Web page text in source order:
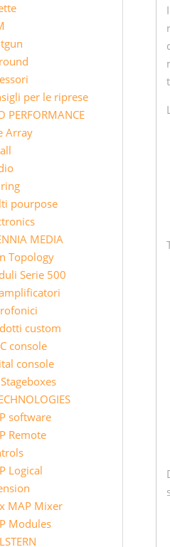
per le riprese
PERFORMANCE
Array
pourpose
MEDIA
Topology
Serie 500
custom
console
console
software
Remote
Logical
MAP Mixer
Modules